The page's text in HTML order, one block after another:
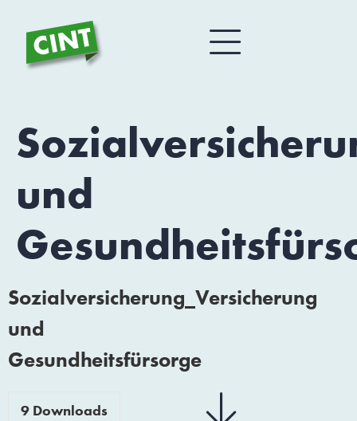
und
Sozialversicherung_Versicherung
und
Gesundheitsfürsorge
9 Downloads